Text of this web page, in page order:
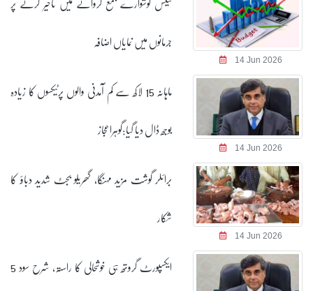
14 Jun 2026
جرمانوں میں نمایاں اضافہ
14 Jun 2026
ماہانہ 15 لاکھ سے کم آمدنی والوں پرٹیکسوں کا زیادہ
بوجھ ڈال دیا گیا:گوہراعجاز
14 Jun 2026
برائلر گوشت مزید مہنگا، گھریلو بجٹ شدید دباؤ کا
شکار
ایکسپورٹ گروتھ ہی خوشحالی کا راستہ، شرح سود 5